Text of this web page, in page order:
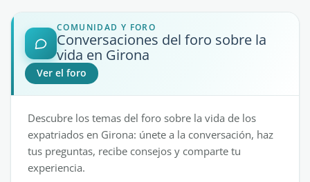
COMUNIDAD Y FORO
Conversaciones del foro sobre la
vida en Girona
Ver el foro
Descubre los temas del foro sobre la vida de los
expatriados en Girona: únete a la conversación, haz
tus preguntas, recibe consejos y comparte tu
experiencia.